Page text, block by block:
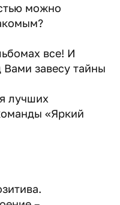
можно
все! И
Вами завесу тайны
лучших
«Яркий